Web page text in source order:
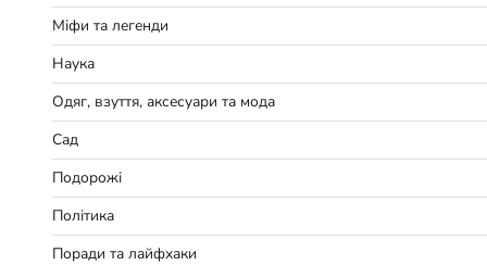
Міфи та легенди
Наука
Одяг, взуття, аксесуари та мода
Сад
Подорожі
Політика
Поради та лайфхаки